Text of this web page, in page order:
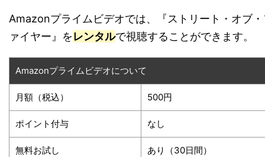
Amazonプライムビデオでは、『ストリート・オブ
ァイヤー』をレンタルで視聴することができます。
Amazonプライムビデオについて
月額（税込） 500円
ポイント付与 なし
無料お試し あり（30日間）